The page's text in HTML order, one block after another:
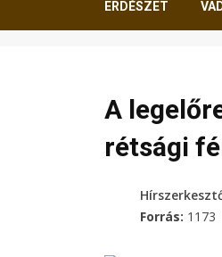
ERDÉSZET
A
rétsági
Forrás: 1173